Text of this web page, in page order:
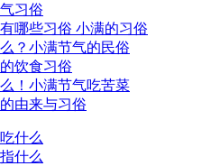
习俗
哪些习俗 小满的习俗
？小满节气的民俗
饮食习俗
！小满节气吃苦菜
由来与习俗
什么
什么